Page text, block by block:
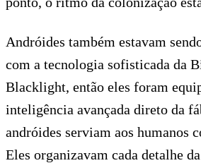
Andróides também estavam
com a tecnologia sofisticada da
Blacklight, então eles foram
inteligência avançada direto da
andróides serviam aos humanos
Eles organizavam cada detalhe